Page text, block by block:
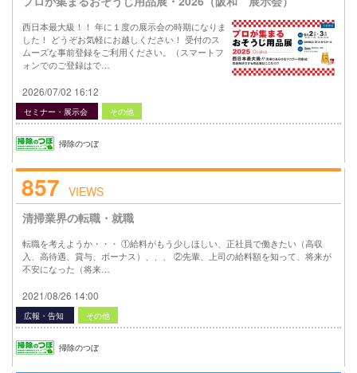
西日本最大級！！ 年に１度の展示会の時期になりま
した！ どうぞお気軽にお越しください！ 受付のス
ムーズな事前登録をご利用ください。（スマートフ
ォンでのご登録はで…
2026/07/02 16:12
セミナー・展示会 その他
掃除のつぼ
857 VIEWS
清掃業界の転職・就職
転職を考えようか・・・ ①給料がもう少しほしい、正社員で働きたい（高収
入、高待遇、賞与、ボーナス）、、、 ②先輩、上司の給料額を知って、将来が
不安になった（将来…
2021/08/26 14:00
広報・告知 その他
掃除のつぼ